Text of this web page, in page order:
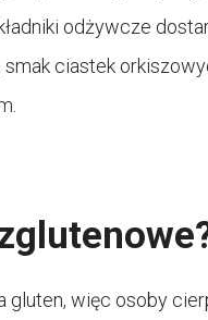
odżywcze
ciastek
gluten, więc osoby